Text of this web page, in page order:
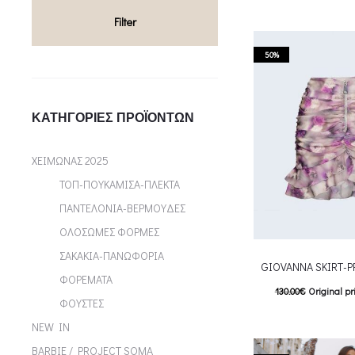
chosen on the
50%
GIOVANNA SKIRT-
130.00€ Original
Επιλέξτε επιλογές
Filter
ΚΑΤΗΓΟΡΊΕΣ ΠΡΟΪΌΝΤΩΝ
ΧΕΙΜΩΝΑΣ 2025
ΤΟΠ-ΠΟΥΚΑΜΙΣΑ-ΠΛΕΚΤΑ
ΠΑΝΤΕΛΟΝΙΑ-ΒΕΡΜΟΥΔΕΣ
ΟΛΟΣΩΜΕΣ ΦΟΡΜΕΣ
ΣΑΚΑΚΙΑ-ΠΑΝΩΦΟΡΙΑ
ΦΟΡΕΜΑΤΑ
ΦΟΥΣΤΕΣ
NEW IN
BARBIE / PROJECT SOMA